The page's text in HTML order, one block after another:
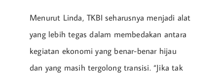
Menurut Linda, TKBI seharusnya menjadi alat
yang lebih tegas dalam membedakan antara
kegiatan ekonomi yang benar-benar hijau
dan yang masih tergolong transisi. “Jika tak